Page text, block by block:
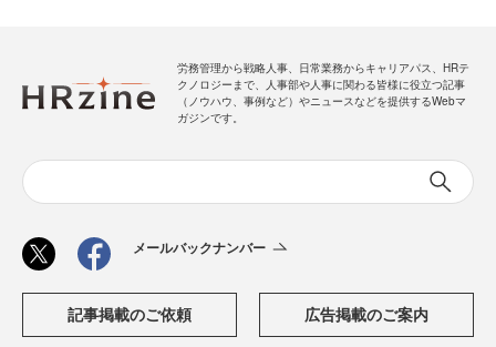
労務管理から戦略人事、日常業務からキャリアパス、HRテ
クノロジーまで、人事部や人事に関わる皆様に役立つ記事
（ノウハウ、事例など）やニュースなどを提供するWebマ
ガジンです。
メールバックナンバー
記事掲載のご依頼 広告掲載のご案内